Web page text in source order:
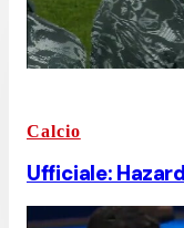
Calcio
Ufficiale: